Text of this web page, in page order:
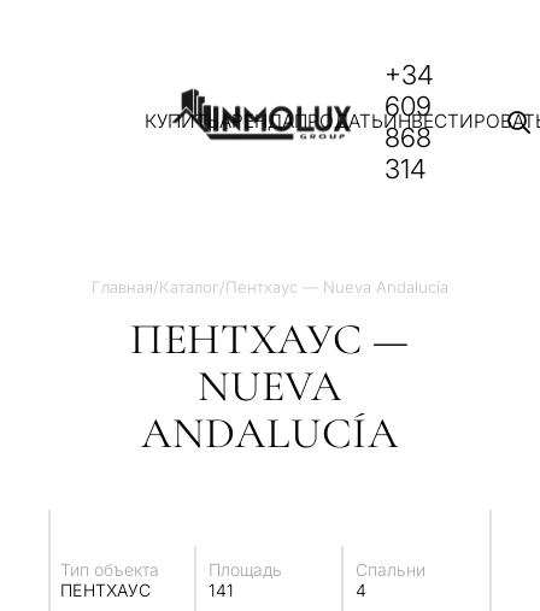
КУПИТЬАРЕНДАПРОДАТЬ
+34
609
868
314
Главная/Каталог/Пентхаус — Nueva Andalucía
ПЕНТХАУС —
NUEVA
ANDALUCÍA
Тип объекта
ПЕНТХАУС
Площадь
141
Спальни
4